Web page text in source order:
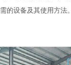
的设备及其使用方法。